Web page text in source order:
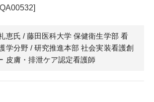
恵氏 / 藤田医科大学 保健衛生学部 看
学分野 / 研究推進本部 社会実装看護創
皮膚・排泄ケア認定看護師